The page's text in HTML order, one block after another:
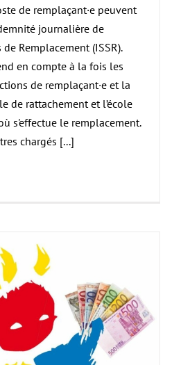
de remplaçant·e peuvent
journalière de
Remplacement (ISSR).
en compte à la fois les
de remplaçant·e et la
de rattachement et l’école
s'effectue le remplacement.
chargés [...]